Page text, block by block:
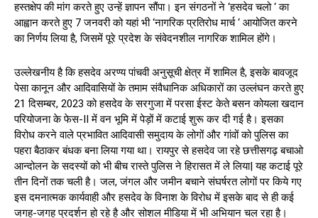
हस्तक्षेप की मांग करते हुए उन्हें ज्ञापन सौंपा। इन संगठनों ने ‘हसदेव चलो ‘ का
आह्वान करते हुए 7 जनवरी को यहां भी ‘नागरिक प्रतिरोध मार्च ‘ आयोजित करने
का निर्णय लिया है, जिसमें पूरे प्रदेश के संवेदनशील नागरिक शामिल होंगे।
उल्लेखनीय है कि हसदेव अरण्य पांचवी अनुसूची क्षेत्र में शामिल है, इसके बावजूद
पेसा कानून और आदिवासियों के तमाम संवैधानिक अधिकारों का उल्लंघन करते हुए
21 दिसम्बर, 2023 को हसदेव के सरगुजा में परसा ईस्ट केते बसन कोयला खदान
परियोजना के फेस-II में वन भूमि में पेड़ों में कटाई शुरू कर दी गई है। इसका
विरोध करने वाले प्रभावित आदिवासी समुदाय के लोगों और गांवों को पुलिस का
पहरा बैठाकर बंधक बना लिया गया था। रायपुर से हसदेव जा रहे छत्तीसगढ़ बचाओ
आन्दोलन के सदस्यों को भी बीच रास्ते पुलिस ने हिरासत में ले लिया| यह कटाई पूरे
तीन दिनों तक चली है। जल, जंगल और जमीन बचाने संघर्षरत लोगों पर किये गए
इस दमनात्मक कार्यवाही और हसदेव के विनाश के विरोध में इसके बाद से ही कई
जगह-जगह प्रदर्शन हो रहे है और सोशल मीडिया में भी अभियान चल रहा है।